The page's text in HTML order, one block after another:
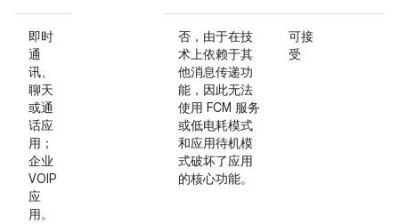
即时
通
讯、
聊天
或通
话应
用；
企业
VOIP
应
用。
否，由于在技
术上依赖于其
他消息传递功
能，因此无法
使用 FCM 服务
或低电耗模式
和应用待机模
式破坏了应用
的核心功能。
可接
受